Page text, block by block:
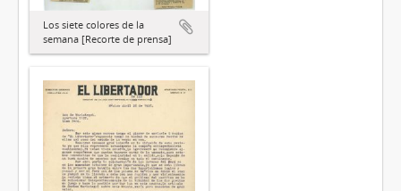
Los siete colores de la
semana [Recorte de prensa]